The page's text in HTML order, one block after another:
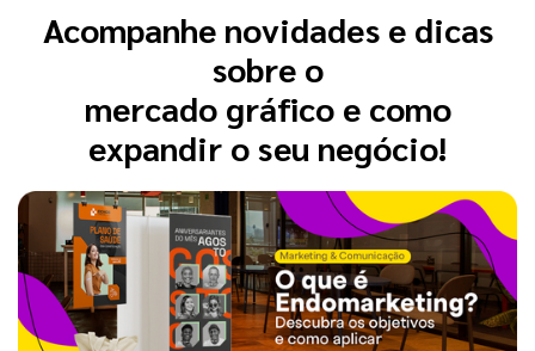
Acompanhe novidades e dicas
sobre o
mercado gráfico e como
expandir o seu negócio!